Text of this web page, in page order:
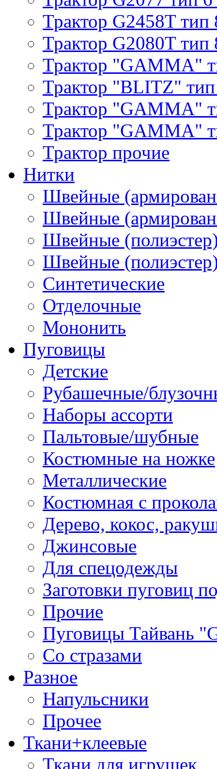
Трактор G2458T тип
Трактор G2080T тип
Трактор "GAMMA"
Трактор "BLITZ"
Трактор "GAMMA"
Трактор "GAMMA"
Трактор прочие
Нитки
Швейные
Швейные
Швейные
Швейные
Синтетические
Отделочные
Мононить
Пуговицы
Детские
Рубашечные/
Наборы ассорти
Пальтовые/шубные
Костюмные на ножке
Металлические
Костюмная с
Дерево, кокос,
Джинсовые
Для спецодежды
Заготовки пуговиц
Прочие
Пуговицы Тайвань
Со стразами
Разное
Напульсники
Прочее
Ткани+клеевые
Ткани для игрушек